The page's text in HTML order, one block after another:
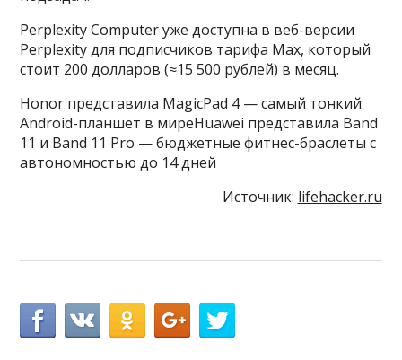
Perplexity Computer уже доступна в веб-версии
Perplexity для подписчиков тарифа Max, который
стоит 200 долларов (≈15 500 рублей) в месяц.
Honor представила MagicPad 4 — самый тонкий
Android-планшет в миреHuawei представила Band
11 и Band 11 Pro — бюджетные фитнес-браслеты с
автономностью до 14 дней
Источник: lifehacker.ru